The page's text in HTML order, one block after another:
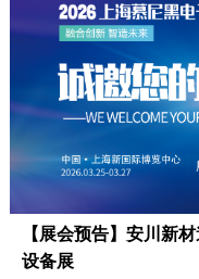
【展会预告】安川新
设备展